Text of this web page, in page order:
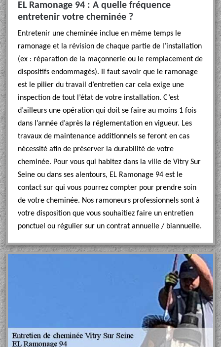
EL Ramonage 94 : A quelle fréquence
entretenir votre cheminée ?
Entretenir une cheminée inclue en même temps le
ramonage et la révision de chaque partie de l’installation
(ex : réparation de la maçonnerie ou le remplacement de
dispositifs endommagés). Il faut savoir que le ramonage
est le pilier du travail d’entretien car cela exige une
inspection de tout l’état de votre installation. C’est
d’ailleurs une opération qui doit se faire au moins 1 fois
dans l’année d’après la réglementation en vigueur. Les
travaux de maintenance additionnels se feront en cas
nécessité afin de préserver la durabilité de votre
cheminée. Pour vous qui habitez dans la ville de Vitry Sur
Seine ou dans ses alentours, EL Ramonage 94 est le
contact sur qui vous pourrez compter pour prendre soin
de votre cheminée. Nos ramoneurs professionnels sont à
votre disposition que vous souhaitiez faire un entretien
ponctuel ou régulier sur un contrat annuelle / biannuelle.